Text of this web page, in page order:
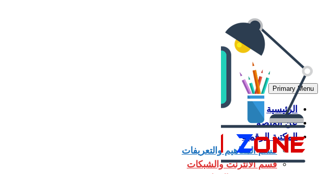
Primary Menu
الرئيسية
عن المنصة
المكتبة الرقمية
قسم المفاهيم والتعريفات
قسم الانترنت والشبكات